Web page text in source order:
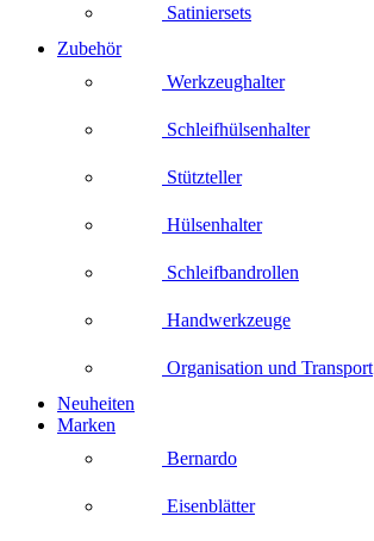
Satiniersets
Zubehör
Werkzeughalter
Schleifhülsenhalter
Stützteller
Hülsenhalter
Schleifbandrollen
Handwerkzeuge
Organisation und Transport
Neuheiten
Marken
Bernardo
Eisenblätter